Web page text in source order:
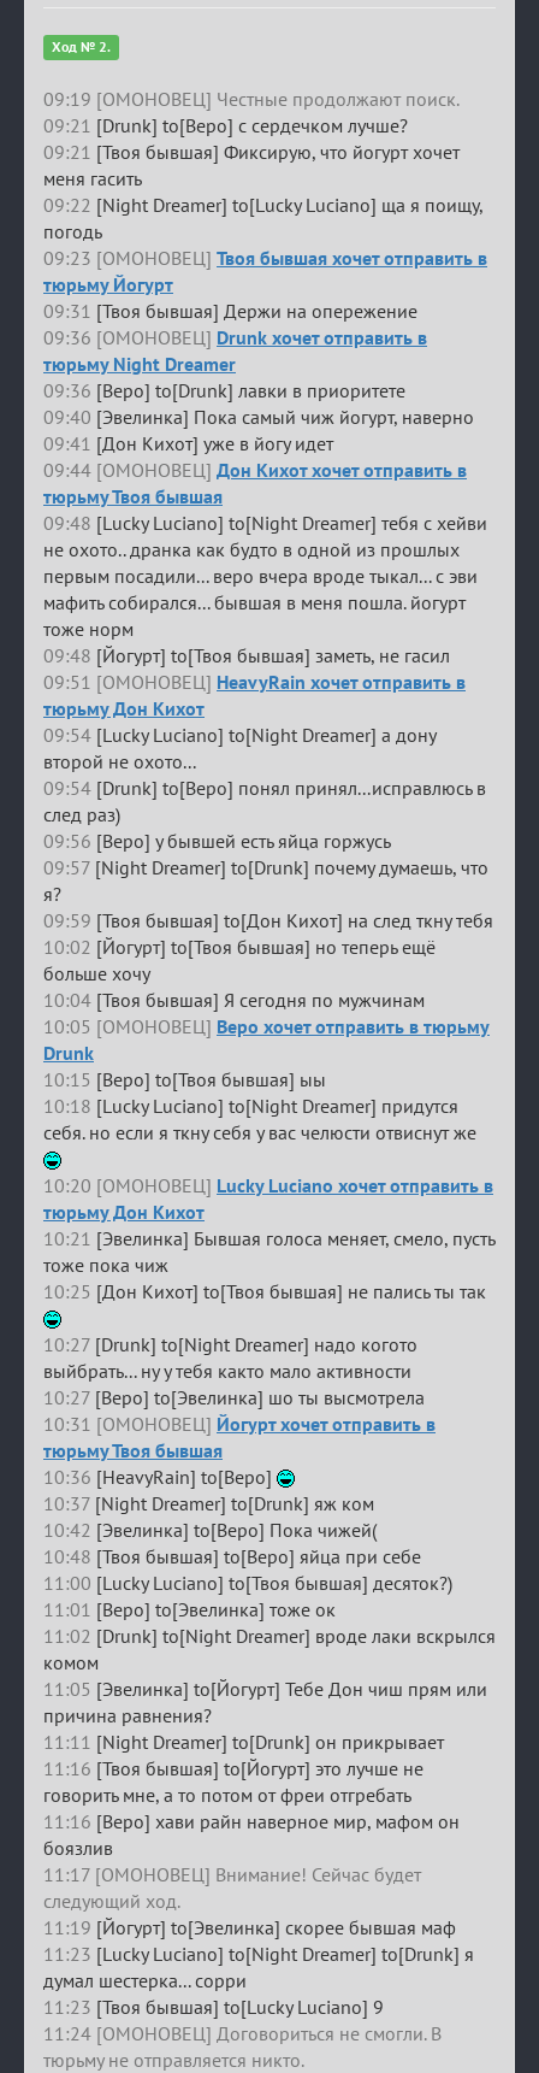
Ход № 2.
09:19 [ОМОНОВЕЦ] Честные продолжают поиск.
09:21 [Drunk] to[Веро] с сердечком лучше?
09:21 [Твоя бывшая] Фиксирую, что йогурт хочет
меня гасить
09:22 [Night Dreamer] to[Lucky Luciano] ща я поищу,
погодь
09:23 [ОМОНОВЕЦ] Твоя бывшая хочет отправить в
тюрьму Йогурт
09:31 [Твоя бывшая] Держи на опережение
09:36 [ОМОНОВЕЦ] Drunk хочет отправить в
тюрьму Night Dreamer
09:36 [Веро] to[Drunk] лавки в приоритете
09:40 [Эвелинка] Пока самый чиж йогурт, наверно
09:41 [Дон Кихот] уже в йогу идет
09:44 [ОМОНОВЕЦ] Дон Кихот хочет отправить в
тюрьму Твоя бывшая
09:48 [Lucky Luciano] to[Night Dreamer] тебя с хейви
не охото.. дранка как будто в одной из прошлых
первым посадили... веро вчера вроде тыкал... с эви
мафить собирался... бывшая в меня пошла. йогурт
тоже норм
09:48 [Йогурт] to[Твоя бывшая] заметь, не гасил
09:51 [ОМОНОВЕЦ] HeavyRain хочет отправить в
тюрьму Дон Кихот
09:54 [Lucky Luciano] to[Night Dreamer] а дону
второй не охото...
09:54 [Drunk] to[Веро] понял принял...исправлюсь в
след раз)
09:56 [Веро] у бывшей есть яйца горжусь
09:57 [Night Dreamer] to[Drunk] почему думаешь, что
я?
09:59 [Твоя бывшая] to[Дон Кихот] на след ткну тебя
10:02 [Йогурт] to[Твоя бывшая] но теперь ещё
больше хочу
10:04 [Твоя бывшая] Я сегодня по мужчинам
10:05 [ОМОНОВЕЦ] Веро хочет отправить в тюрьму
Drunk
10:15 [Веро] to[Твоя бывшая] ыы
10:18 [Lucky Luciano] to[Night Dreamer] придутся
себя. но если я ткну себя у вас челюсти отвиснут же
10:20 [ОМОНОВЕЦ] Lucky Luciano хочет отправить в
тюрьму Дон Кихот
10:21 [Эвелинка] Бывшая голоса меняет, смело, пусть
тоже пока чиж
10:25 [Дон Кихот] to[Твоя бывшая] не пались ты так
10:27 [Drunk] to[Night Dreamer] надо когото
выйбрать... ну у тебя както мало активности
10:27 [Веро] to[Эвелинка] шо ты высмотрела
10:31 [ОМОНОВЕЦ] Йогурт хочет отправить в
тюрьму Твоя бывшая
10:36 [HeavyRain] to[Веро]
10:37 [Night Dreamer] to[Drunk] яж ком
10:42 [Эвелинка] to[Веро] Пока чижей(
10:48 [Твоя бывшая] to[Веро] яйца при себе
11:00 [Lucky Luciano] to[Твоя бывшая] десяток?)
11:01 [Веро] to[Эвелинка] тоже ок
11:02 [Drunk] to[Night Dreamer] вроде лаки вскрылся
комом
11:05 [Эвелинка] to[Йогурт] Тебе Дон чиш прям или
причина равнения?
11:11 [Night Dreamer] to[Drunk] он прикрывает
11:16 [Твоя бывшая] to[Йогурт] это лучше не
говорить мне, а то потом от фреи отгребать
11:16 [Веро] хави райн наверное мир, мафом он
боязлив
11:17 [ОМОНОВЕЦ] Внимание! Сейчас будет
следующий ход.
11:19 [Йогурт] to[Эвелинка] скорее бывшая маф
11:23 [Lucky Luciano] to[Night Dreamer] to[Drunk] я
думал шестерка... сорри
11:23 [Твоя бывшая] to[Lucky Luciano] 9
11:24 [ОМОНОВЕЦ] Договориться не смогли. В
тюрьму не отправляется никто.